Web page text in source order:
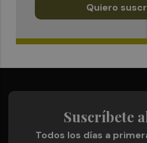
Quiero
Suscríbete
Todos los días a